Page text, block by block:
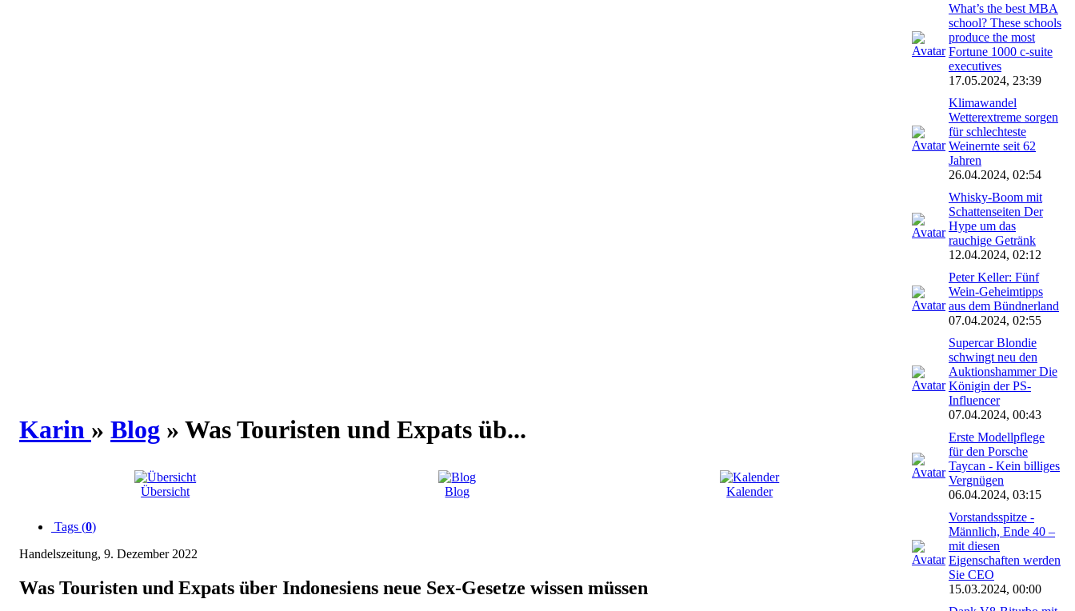
Karin » Blog » Was Touristen und Expats üb...
Übersicht Blog Kalender
Tags (0)
Handelszeitung, 9. Dezember 2022
Was Touristen und Expats über Indonesiens neue Sex-Gesetze wissen müssen
What’s the best MBA
school? These schools
produce the most
Fortune 1000 c-suite
executives
17.05.2024, 23:39
Klimawandel
Wetterextreme sorgen
für schlechteste
Weinernte seit 62
Jahren
26.04.2024, 02:54
Whisky-Boom mit
Schattenseiten Der
Hype um das
rauchige Getränk
12.04.2024, 02:12
Peter Keller: Fünf
Wein-Geheimtipps
aus dem Bündnerland
07.04.2024, 02:55
Supercar Blondie
schwingt neu den
Auktionshammer Die
Königin der PS-
Influencer
07.04.2024, 00:43
Erste Modellpflege
für den Porsche
Taycan - Kein billiges
Vergnügen
06.04.2024, 03:15
Vorstandsspitze -
Männlich, Ende 40 –
mit diesen
Eigenschaften werden
Sie CEO
15.03.2024, 00:00